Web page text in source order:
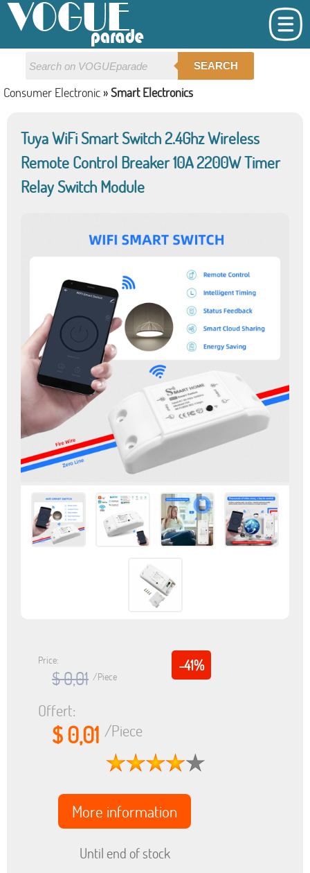
SEARCH
Consumer Electronic »Smart Electronics
Tuya WiFi Smart Switch 2.4Ghz Wireless
Remote Control Breaker 10A 2200W Timer
Relay Switch Module
-41%
Price:
$ 0,01 /Piece
Offert:
$ 0,01 /Piece
More information
Until end of stock